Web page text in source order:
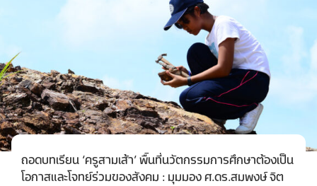
ถอดบทเรียน ‘ครูสามเส้า’ พื้นที่นวัตกรรมการศึกษาต้องเป็น
โอกาสและโจทย์ร่วมของสังคม : มุมมอง ศ.ดร.สมพงษ์ จิต